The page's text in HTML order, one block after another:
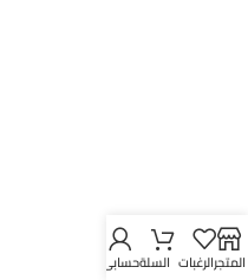
المتجرالرغبات السلةحسابي